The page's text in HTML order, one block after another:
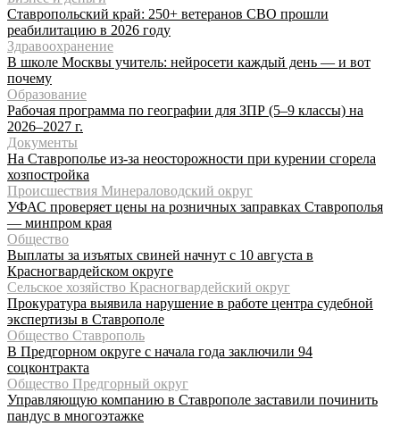
Ставропольский край: 250+ ветеранов СВО прошли
реабилитацию в 2026 году
Здравоохранение
В школе Москвы учитель: нейросети каждый день — и вот
почему
Образование
Рабочая программа по географии для ЗПР (5–9 классы) на
2026–2027 г.
Документы
На Ставрополье из-за неосторожности при курении сгорела
хозпостройка
Происшествия Минераловодский округ
УФАС проверяет цены на розничных заправках Ставрополья
— минпром края
Общество
Выплаты за изъятых свиней начнут с 10 августа в
Красногвардейском округе
Сельское хозяйство Красногвардейский округ
Прокуратура выявила нарушение в работе центра судебной
экспертизы в Ставрополе
Общество Ставрополь
В Предгорном округе с начала года заключили 94
соцконтракта
Общество Предгорный округ
Управляющую компанию в Ставрополе заставили починить
пандус в многоэтажке